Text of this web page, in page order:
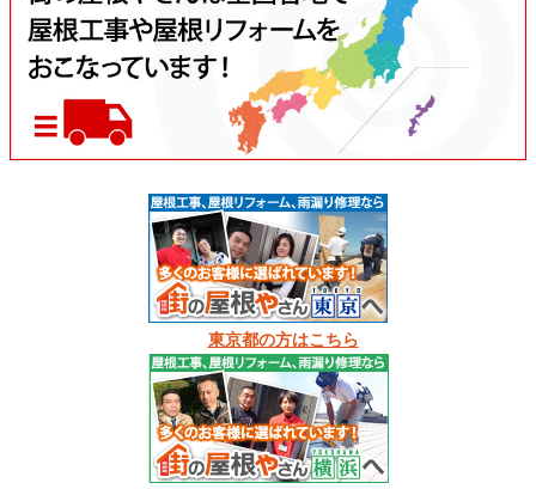
東京都の方はこちら